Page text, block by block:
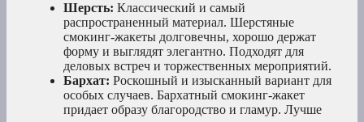
Шерсть: Классический и самый
распространенный материал. Шерстяные
смокинг-жакеты долговечны, хорошо держат
форму и выглядят элегантно. Подходят для
деловых встреч и торжественных мероприятий.
Бархат: Роскошный и изысканный вариант для
особых случаев. Бархатный смокинг-жакет
придает образу благородство и гламур. Лучше